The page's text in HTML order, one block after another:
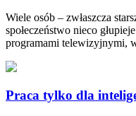
Wiele osób – zwłaszcza
społeczeństwo nieco
programami telewizyjnymi,
Praca tylko dla